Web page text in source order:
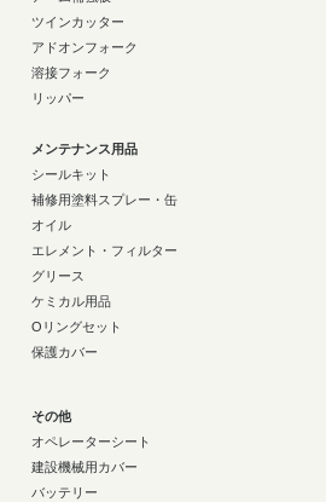
ツインカッター
アドオンフォーク
溶接フォーク
リッパー
メンテナンス用品
シールキット
補修用塗料スプレー・缶
オイル
エレメント・フィルター
グリース
ケミカル用品
Oリングセット
保護カバー
その他
オペレーターシート
建設機械用カバー
バッテリー